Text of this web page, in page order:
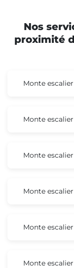
Nos
proximité
Monte
Monte
Monte
Monte
Monte
Monte